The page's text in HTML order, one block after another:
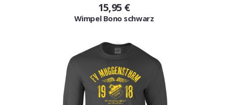
15,95 €
Wimpel Bono schwarz